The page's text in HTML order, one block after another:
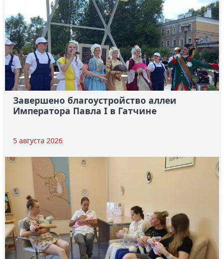
Завершено благоустройство аллеи
Императора Павла I в Гатчине
5 августа 2026